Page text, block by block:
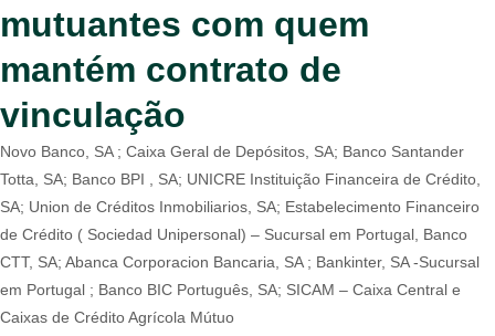
mutuantes com quem
mantém contrato de
vinculação
Novo Banco, SA ; Caixa Geral de Depósitos, SA; Banco Santander
Totta, SA; Banco BPI , SA; UNICRE Instituição Financeira de Crédito,
SA; Union de Créditos Inmobiliarios, SA; Estabelecimento Financeiro
de Crédito ( Sociedad Unipersonal) – Sucursal em Portugal, Banco
CTT, SA; Abanca Corporacion Bancaria, SA ; Bankinter, SA -Sucursal
em Portugal ; Banco BIC Português, SA; SICAM – Caixa Central e
Caixas de Crédito Agrícola Mútuo